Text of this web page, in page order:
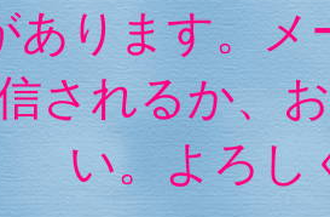
あります。メ
されるか、
い。よろし